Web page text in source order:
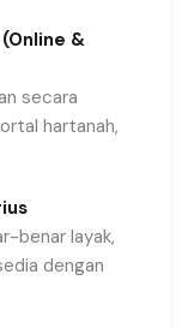
&
secara
hartanah,
benar layak,
dengan